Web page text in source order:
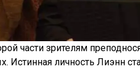
части зрителям
Истинная личность Лиэнн